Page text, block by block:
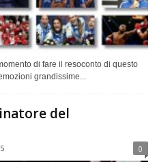
di fare il resoconto di questo
grandissime...
del
0